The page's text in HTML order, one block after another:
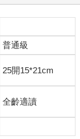
普通級
25開15*21cm
全齡適讀